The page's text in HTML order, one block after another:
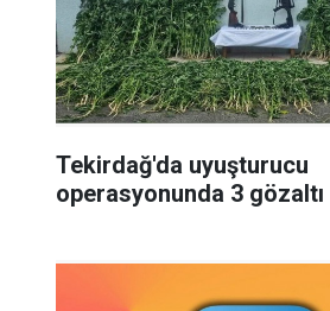
Tekirdağ'da uyuşturucu
operasyonunda 3 gözaltı